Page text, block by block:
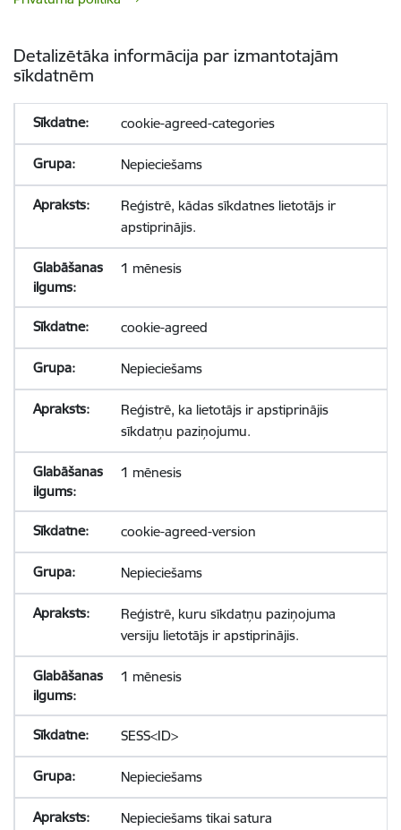
Detalizētāka informācija par izmantotajām
sīkdatnēm
cookie-agreed-categories
Nepieciešams
Reģistrē, kādas sīkdatnes lietotājs ir
apstiprinājis.
1 mēnesis
cookie-agreed
Nepieciešams
Reģistrē, ka lietotājs ir apstiprinājis
sīkdatņu paziņojumu.
1 mēnesis
cookie-agreed-version
Nepieciešams
Reģistrē, kuru sīkdatņu paziņojuma
versiju lietotājs ir apstiprinājis.
1 mēnesis
SESS<ID>
Nepieciešams
Nepieciešams tikai satura